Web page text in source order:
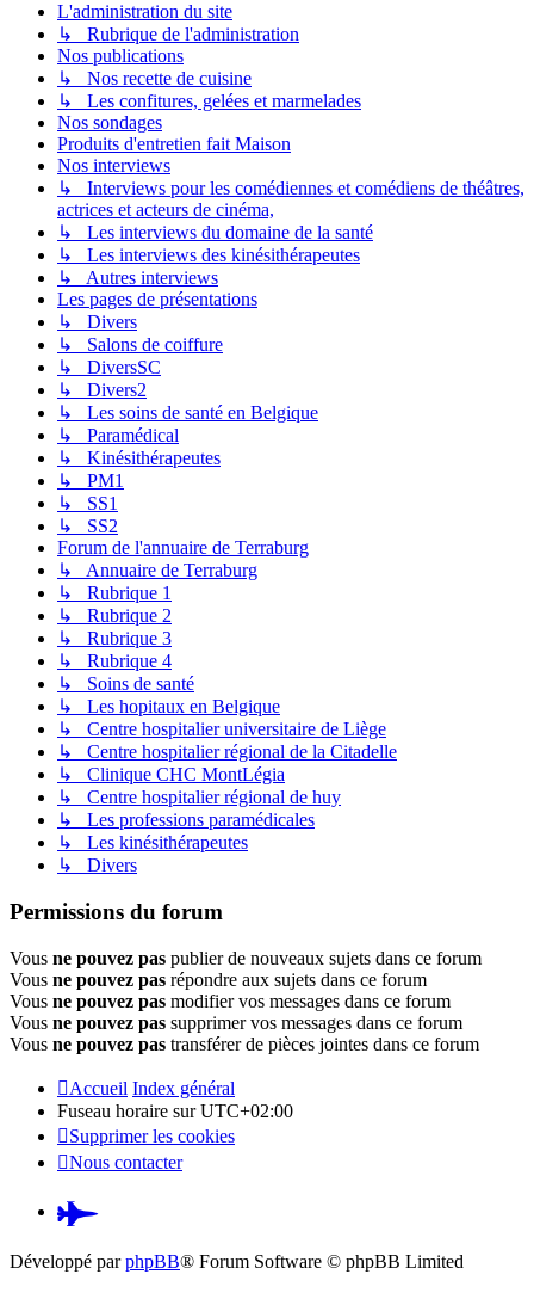
L'administration du site
↳ Rubrique de l'administration
Nos publications
↳ Nos recette de cuisine
↳ Les confitures, gelées et marmelades
Nos sondages
Produits d'entretien fait Maison
Nos interviews
↳ Interviews pour les comédiennes et comédiens de théâtres,
actrices et acteurs de cinéma,
↳ Les interviews du domaine de la santé
↳ Les interviews des kinésithérapeutes
↳ Autres interviews
Les pages de présentations
↳ Divers
↳ Salons de coiffure
↳ DiversSC
↳ Divers2
↳ Les soins de santé en Belgique
↳ Paramédical
↳ Kinésithérapeutes
↳ PM1
↳ SS1
↳ SS2
Forum de l'annuaire de Terraburg
↳ Annuaire de Terraburg
↳ Rubrique 1
↳ Rubrique 2
↳ Rubrique 3
↳ Rubrique 4
↳ Soins de santé
↳ Les hopitaux en Belgique
↳ Centre hospitalier universitaire de Liège
↳ Centre hospitalier régional de la Citadelle
↳ Clinique CHC MontLégia
↳ Centre hospitalier régional de huy
↳ Les professions paramédicales
↳ Les kinésithérapeutes
↳ Divers
Permissions du forum
Vous ne pouvez pas publier de nouveaux sujets dans ce forum
Vous ne pouvez pas répondre aux sujets dans ce forum
Vous ne pouvez pas modifier vos messages dans ce forum
Vous ne pouvez pas supprimer vos messages dans ce forum
Vous ne pouvez pas transférer de pièces jointes dans ce forum
Accueil Index général
Fuseau horaire surUTC+02:00
Supprimer les cookies
Nous contacter
Pardus.at
(S’ouvre
Développé parphpBB® Forum Software © phpBB Limited